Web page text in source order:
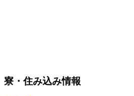
寮・住み込み情報